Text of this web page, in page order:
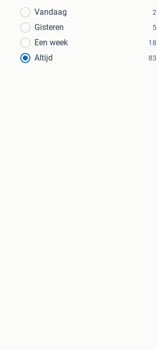
Vandaag
2
Gisteren 5
Een week 18
Altijd 83